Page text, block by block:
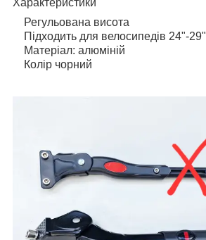
Регульована висота
Підходить для велосипедів 24"-29"
Матеріал: алюміній
Колір чорний